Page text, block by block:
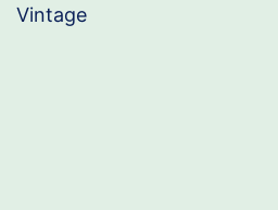
Vintage